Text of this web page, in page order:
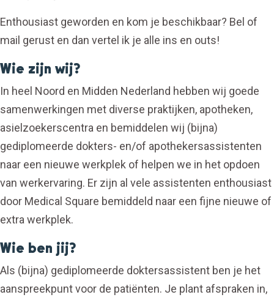
Enthousiast geworden en kom je beschikbaar? Bel of
mail gerust en dan vertel ik je alle ins en outs!
Wie zijn wij?
In heel Noord en Midden Nederland hebben wij goede
samenwerkingen met diverse praktijken, apotheken,
asielzoekerscentra en bemiddelen wij (bijna)
gediplomeerde dokters- en/of apothekersassistenten
naar een nieuwe werkplek of helpen we in het opdoen
van werkervaring. Er zijn al vele assistenten enthousiast
door Medical Square bemiddeld naar een fijne nieuwe of
extra werkplek.
Wie ben jij?
Als (bijna) gediplomeerde doktersassistent ben je het
aanspreekpunt voor de patiënten. Je plant afspraken in,